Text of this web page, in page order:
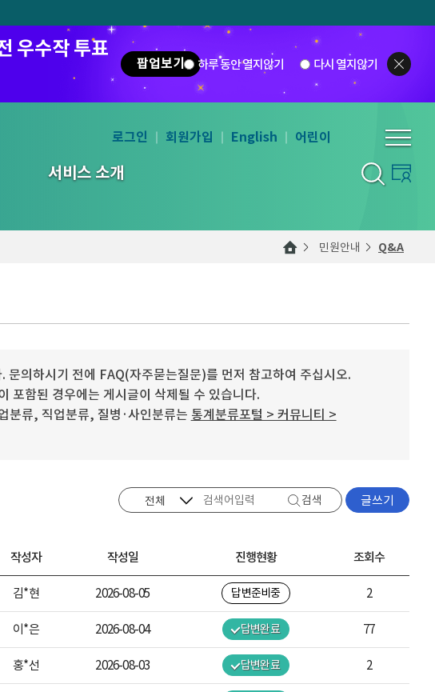
우수작 투표
팝업보기 하루 동안 열지않기 다시 열지않기
서비스 소개
로그인 회원가입 English 어린이
민원안내 Q&A
의하시기 전에 FAQ(자주묻는질문)를 먼저 참고하여 주십시오.
포함된 경우에는 게시글이 삭제될 수 있습니다.
분류, 직업분류, 질병·사인분류는 통계분류포털 > 커뮤니티 >
검색 글쓰기
작성자 작성일 진행현황 조회수
김*현 2026-08-05 답변준비중 2
이*은 2026-08-04 답변완료 77
홍*선 2026-08-03 답변완료 2